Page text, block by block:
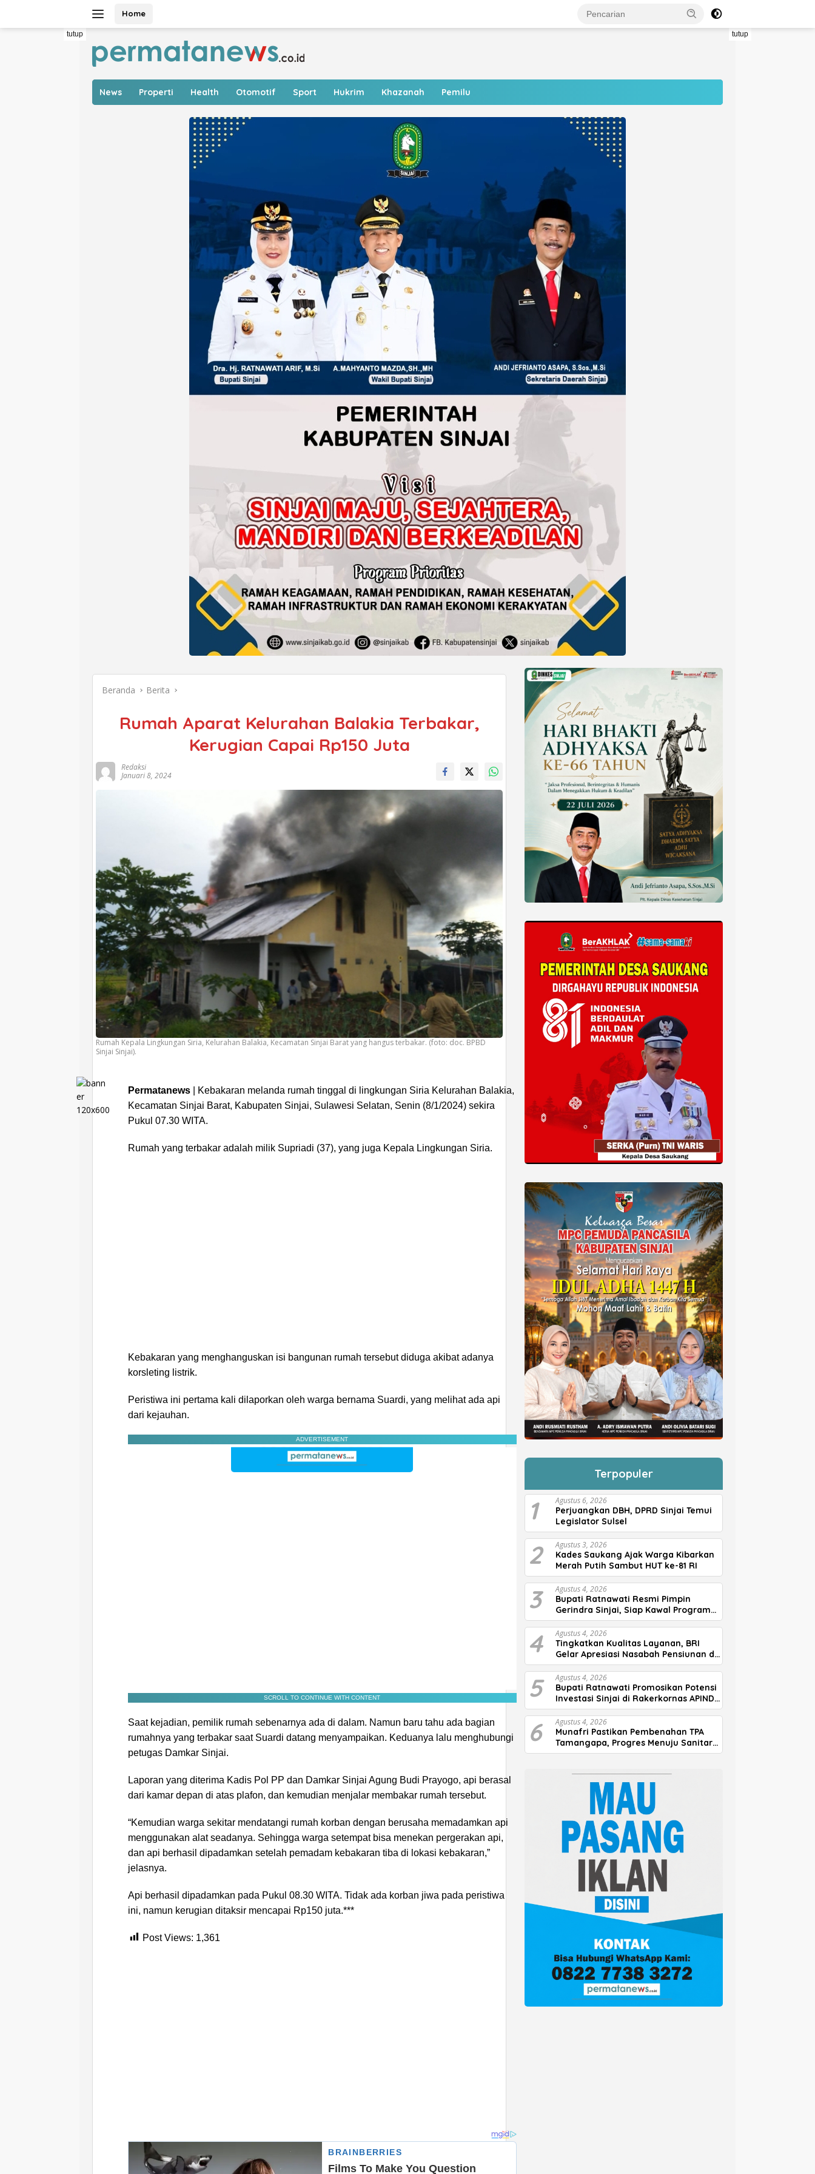
Home
tutup tutup
News Properti Health Otomotif Sport Hukrim Khazanah Pemilu
Beranda Berita
Rumah Aparat Kelurahan Balakia Terbakar,
Kerugian Capai Rp150 Juta
Redaksi
Januari 8, 2024
Rumah Kepala Lingkungan Siria, Kelurahan Balakia, Kecamatan Sinjai Barat yang hangus terbakar. (foto: doc. BPBD
Sinjai Sinjai).
Permatanews| Kebakaran melanda rumah tinggal di lingkungan Siria Kelurahan Balakia,
Kecamatan Sinjai Barat, Kabupaten Sinjai, Sulawesi Selatan, Senin (8/1/2024) sekira
Pukul 07.30 WITA.
Rumah yang terbakar adalah milik Supriadi (37), yang juga Kepala Lingkungan Siria.
Kebakaran yang menghanguskan isi bangunan rumah tersebut diduga akibat adanya
korsleting listrik.
Peristiwa ini pertama kali dilaporkan oleh warga bernama Suardi, yang melihat ada api
dari kejauhan.
ADVERTISEMENT
SCROLL TO CONTINUE WITH CONTENT
Saat kejadian, pemilik rumah sebenarnya ada di dalam. Namun baru tahu ada bagian
rumahnya yang terbakar saat Suardi datang menyampaikan. Keduanya lalu menghubungi
petugas Damkar Sinjai.
Laporan yang diterima Kadis Pol PP dan Damkar Sinjai Agung Budi Prayogo, api berasal
dari kamar depan di atas plafon, dan kemudian menjalar membakar rumah tersebut.
“Kemudian warga sekitar mendatangi rumah korban dengan berusaha memadamkan api
menggunakan alat seadanya. Sehingga warga setempat bisa menekan pergerakan api,
dan api berhasil dipadamkan setelah pemadam kebakaran tiba di lokasi kebakaran,”
jelasnya.
Api berhasil dipadamkan pada Pukul 08.30 WITA. Tidak ada korban jiwa pada peristiwa
ini, namun kerugian ditaksir mencapai Rp150 juta.***
Post Views: 1,361
Terpopuler
1 Agustus 6, 2026
Perjuangkan DBH, DPRD Sinjai Temui
Legislator Sulsel
2 Agustus 3, 2026
Kades Saukang Ajak Warga Kibarkan
Merah Putih Sambut HUT ke-81 RI
3 Agustus 4, 2026
Bupati Ratnawati Resmi Pimpin
Gerindra Sinjai, Siap Kawal Program
Prabowo
4 Agustus 4, 2026
Tingkatkan Kualitas Layanan, BRI
Gelar Apresiasi Nasabah Pensiunan di
Parepare
5 Agustus 4, 2026
Bupati Ratnawati Promosikan Potensi
Investasi Sinjai di Rakerkornas APINDO
2026
6 Agustus 4, 2026
Munafri Pastikan Pembenahan TPA
Tamangapa, Progres Menuju Sanitary
Landfill Capai 93 Persen